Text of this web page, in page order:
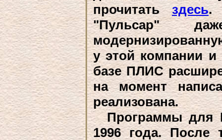
прочитатьздесь.
"Пульсар"
у этой компании и
базе ПЛИС
на момент
реализована.
Программы для
1996 года. После